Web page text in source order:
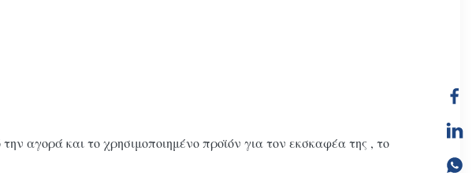
και το χρησιμοποιημένο προϊόν για τον εκσκαφέα της , το